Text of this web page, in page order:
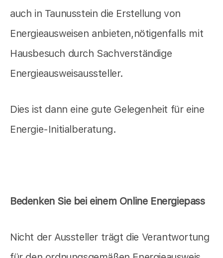
auch in Taunusstein die Erstellung von
Energieausweisen anbieten,nötigenfalls mit
Hausbesuch durch Sachverständige
Energieausweisaussteller.
Dies ist dann eine gute Gelegenheit für eine
Energie-Initialberatung.
Bedenken Sie bei einem Online Energiepass
Nicht der Aussteller trägt die Verantwortung